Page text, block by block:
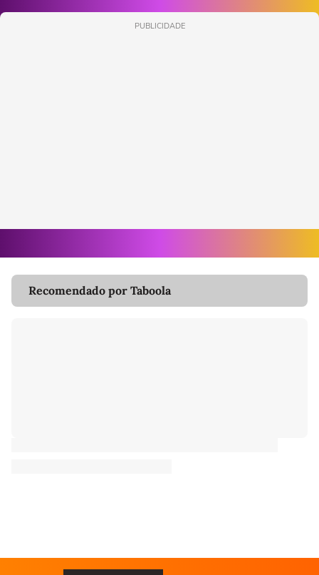
PUBLICIDADE
Recomendado por Taboola